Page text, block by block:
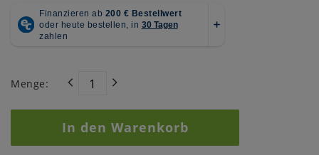
Menge:
In den Warenkorb